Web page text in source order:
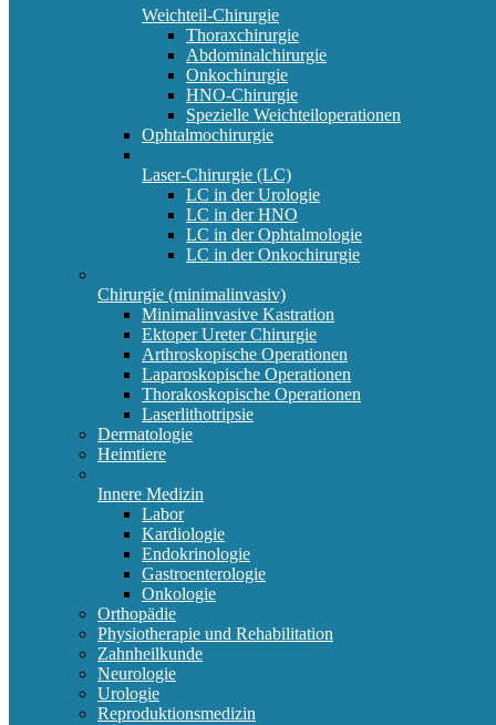
Weichteil-Chirurgie
Thoraxchirurgie
Abdominalchirurgie
Onkochirurgie
HNO-Chirurgie
Spezielle Weichteiloperationen
Ophtalmochirurgie
Laser-Chirurgie (LC)
LC in der Urologie
LC in der HNO
LC in der Ophtalmologie
LC in der Onkochirurgie
Chirurgie (minimalinvasiv)
Minimalinvasive Kastration
Ektoper Ureter Chirurgie
Arthroskopische Operationen
Laparoskopische Operationen
Thorakoskopische Operationen
Laserlithotripsie
Dermatologie
Heimtiere
Innere Medizin
Labor
Kardiologie
Endokrinologie
Gastroenterologie
Onkologie
Orthopädie
Physiotherapie und Rehabilitation
Zahnheilkunde
Neurologie
Urologie
Reproduktionsmedizin